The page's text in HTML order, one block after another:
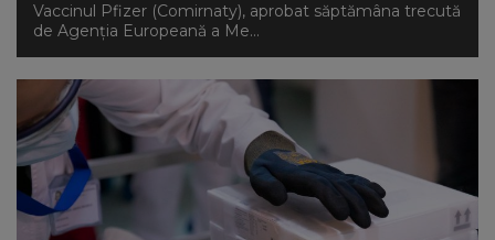
Vaccinul Pfizer (Comirnaty), aprobat săptămâna trecută
de Agenția Europeană a Me...